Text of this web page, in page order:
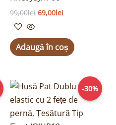
99,00lei 69,00lei
Adaugă în coș
-30%
Prețul
a
fost:
99,00lei.
Prețul
curent
este:
69,00lei.